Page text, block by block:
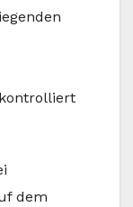
dem